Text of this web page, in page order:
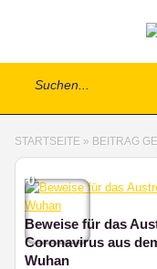
STARTSEITE » BEITRAG
0
Beweise für das
Coronavirus aus
Wuhan